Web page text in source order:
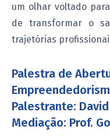
um olhar voltado
de transformar o
trajetórias
Palestra de
Palestrante:
Mediação: Prof.